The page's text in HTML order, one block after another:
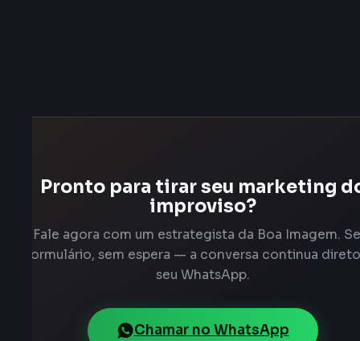
Pronto para tirar seu marketing
improviso?
Fale agora com um estrategista da Boa Imagem.
formulário, sem espera — a conversa continua
seu WhatsApp.
Chamar no WhatsApp